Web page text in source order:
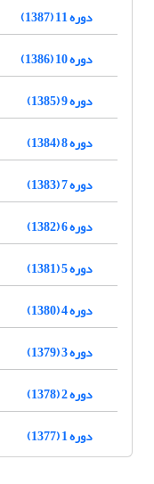
دوره 11 (1387)
دوره 10 (1386)
دوره 9 (1385)
دوره 8 (1384)
دوره 7 (1383)
دوره 6 (1382)
دوره 5 (1381)
دوره 4 (1380)
دوره 3 (1379)
دوره 2 (1378)
دوره 1 (1377)